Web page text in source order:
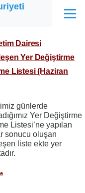
Menü
Dairesi
Yer Değiştirme
Listesi (Haziran
günlerde
Yer Değiştirme
Listesi’ne yapılan
sonucu oluşan
liste ekte yer